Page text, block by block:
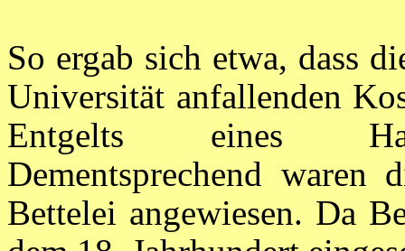
So ergab sich etwa, dass
Universität anfallenden
Entgelts eines
Dementsprechend waren
Bettelei angewiesen. Da